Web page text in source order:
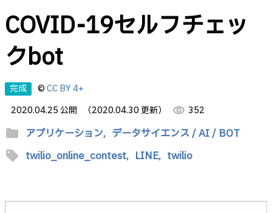
COVID-19セルフチェッ
クbot
完成 ©CC BY 4+
2020.04.25 公開
（2020.04.30 更新） visibility 352
folder アプリケーション, データサイエンス / AI / BOT
sell twilio_online_contest, LINE, twilio